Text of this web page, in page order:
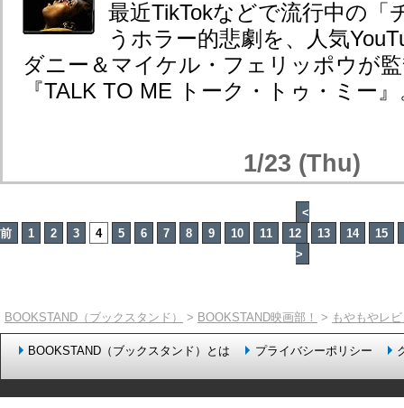
最近TikTokなどで流行中の「
うホラー的悲劇を、人気
ダニー＆マイケル・フェリッポウが
『TALK TO ME トーク・トゥ・ミー
1/23 (Thu)
<
前
1 2 3 4 5 6 7 8 9 10 11 12 13 14
15
>
BOOKSTAND（ブックスタンド） > BOOKSTAND映画部！ > もやもやレ
BOOKSTAND（ブックスタンド）とは プライバシーポリシー